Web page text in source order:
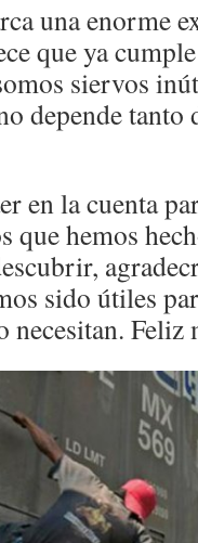
una enorme
que ya
siervos
depende tanto
en la cuenta
que hemos
sido útiles
necesitan. Feliz